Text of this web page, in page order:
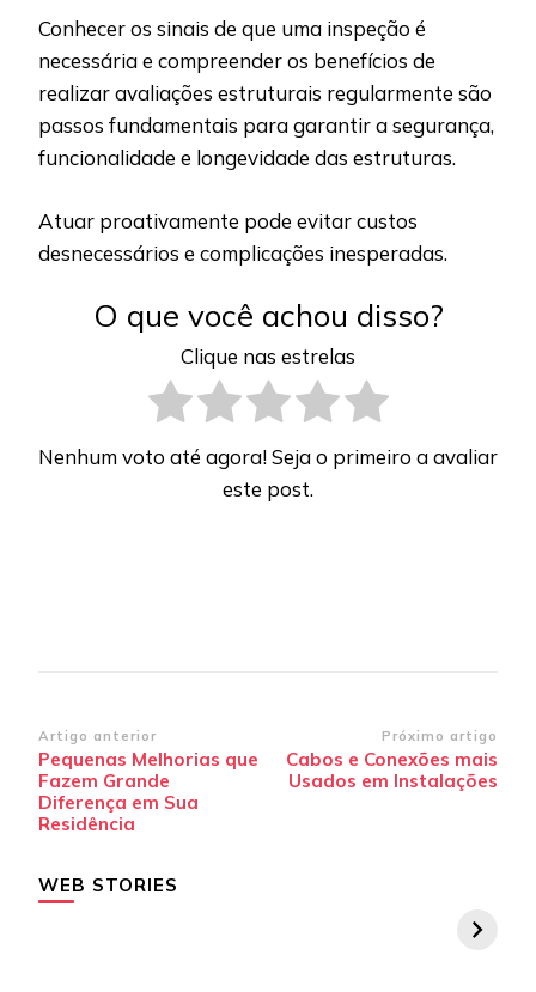
Conhecer os sinais de que uma inspeção é
necessária e compreender os benefícios de
realizar avaliações estruturais regularmente são
passos fundamentais para garantir a segurança,
funcionalidade e longevidade das estruturas.
Atuar proativamente pode evitar custos
desnecessários e complicações inesperadas.
O que você achou disso?
Clique nas estrelas
Nenhum voto até agora! Seja o primeiro a avaliar
este post.
Navegação
de
post
Artigo anterior
Pequenas Melhorias que
Fazem Grande
Diferença em Sua
Residência
Próximo artigo
Cabos e Conexões mais
Usados em Instalações
WEB STORIES